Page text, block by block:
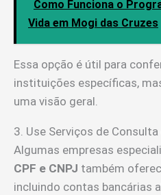
Como Funciona o
Vida em Mogi das Cruzes
Essa opção é útil para
instituições específicas,
uma visão geral.
3. Use Serviços de
Algumas empresas
CPF e CNPJ também
incluindo contas bancárias